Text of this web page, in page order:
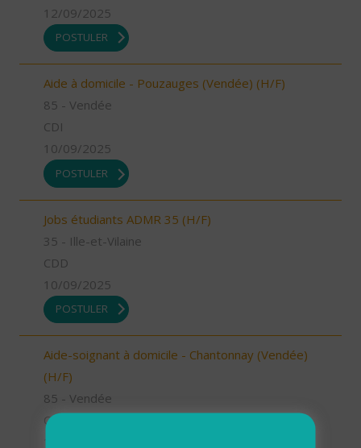
12/09/2025
POSTULER
Aide à domicile - Pouzauges (Vendée) (H/F)
85 - Vendée
CDI
10/09/2025
POSTULER
Jobs étudiants ADMR 35 (H/F)
35 - Ille-et-Vilaine
CDD
10/09/2025
POSTULER
Aide-soignant à domicile - Chantonnay (Vendée)
(H/F)
85 - Vendée
CDI